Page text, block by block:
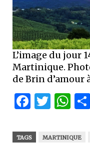
L’image du jour
Martinique.
de Brin d’amour
TAGS MARTINIQUE